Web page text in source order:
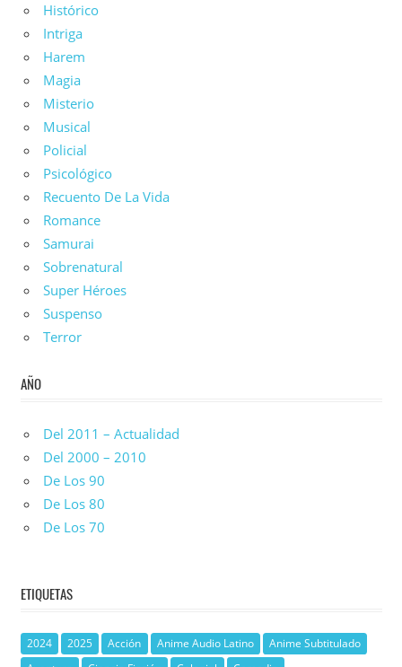
Histórico
Intriga
Harem
Magia
Misterio
Musical
Policial
Psicológico
Recuento De La Vida
Romance
Samurai
Sobrenatural
Super Héroes
Suspenso
Terror
AÑO
Del 2011 – Actualidad
Del 2000 – 2010
De Los 90
De Los 80
De Los 70
ETIQUETAS
2024 2025 Acción Anime Audio Latino
Anime Subtitulado